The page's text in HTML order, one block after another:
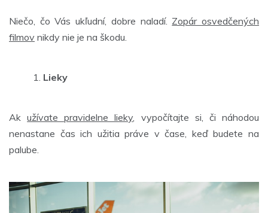
Niečo, čo Vás ukľudní, dobre naladí. Zopár osvedčených
filmov nikdy nie je na škodu.
Lieky
Akužívate pravidelne lieky , vypočítajte si, či náhodou
nenastane čas ich užitia práve v čase, keď budete na
palube.